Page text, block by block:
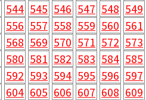
544 545 546 547 548 549
556 557 558 559 560 561
568 569 570 571 572 573
580 581 582 583 584 585
592 593 594 595 596 597
604 605 606 607 608 609